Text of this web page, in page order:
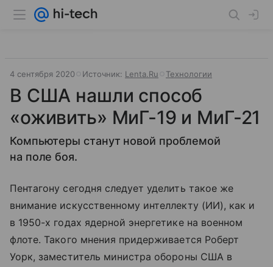
4 сентября 2020 Источник: Lenta.Ru Технологии
В США нашли способ
«оживить» МиГ-19 и МиГ-21
Компьютеры станут новой проблемой
на поле боя.
Пентагону сегодня следует уделить такое же
внимание искусственному интеллекту (ИИ), как и
в 1950-х годах ядерной энергетике на военном
флоте. Такого мнения придерживается Роберт
Уорк, заместитель министра обороны США в